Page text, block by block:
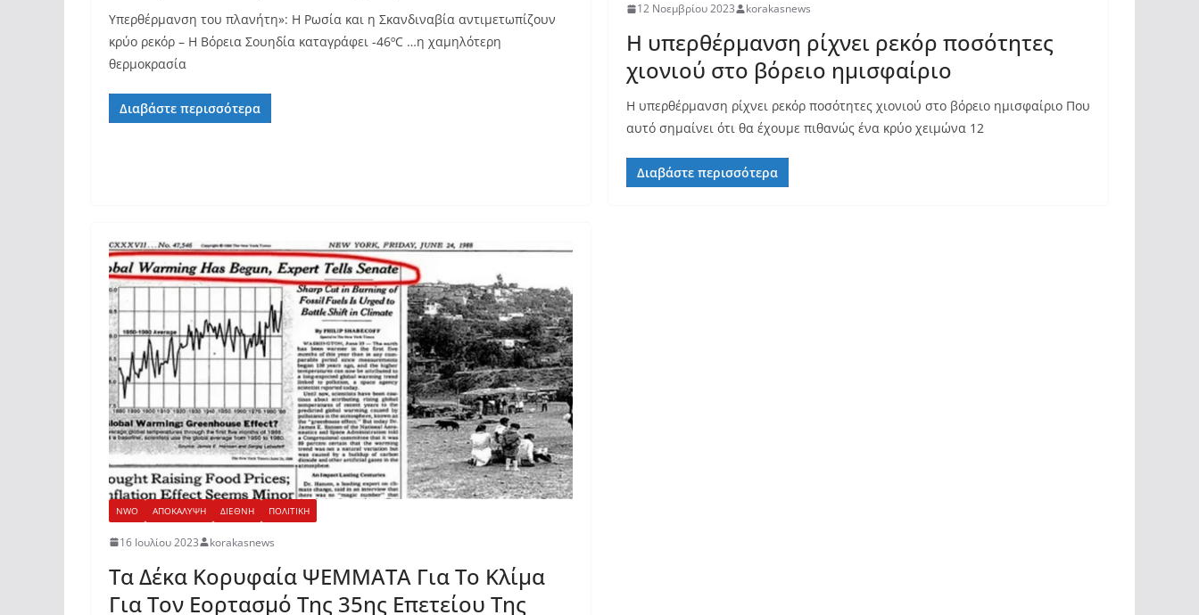
Υπερθέρμανση του πλανήτη»: Η Ρωσία και η Σκανδιναβία αντιμετωπίζουν
κρύο ρεκόρ – Η Βόρεια Σουηδία καταγράφει -46ºC …η χαμηλότερη
θερμοκρασία
Διαβάστε περισσότερα
12 Νοεμβρίου 2023 korakasnews
Η υπερθέρμανση ρίχνει ρεκόρ ποσότητες
χιονιού στο βόρειο ημισφαίριο
Η υπερθέρμανση ρίχνει ρεκόρ ποσότητες χιονιού στο βόρειο ημισφαίριο Που
αυτό σημαίνει ότι θα έχουμε πιθανώς ένα κρύο χειμώνα 12
Διαβάστε περισσότερα
NWO ΑΠΟΚΑΛΥΨΗ ΔΙΕΘΝΗ ΠΟΛΙΤΙΚΗ
16 Ιουλίου 2023 korakasnews
Τα Δέκα Κορυφαία ΨΕΜΜΑΤΑ Για Το Κλίμα
Για Τον Εορτασμό Της 35ης Επετείου Της